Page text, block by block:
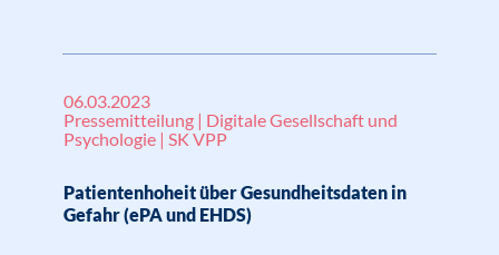
06.03.2023
Pressemitteilung | Digitale Gesellschaft und
Psychologie | SK VPP
Patientenhoheit über Gesundheitsdaten in
Gefahr (ePA und EHDS)